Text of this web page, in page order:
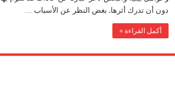
دون أن تدرك أثرها. بغض النظر عن الأسباب …
أكمل القراءة »